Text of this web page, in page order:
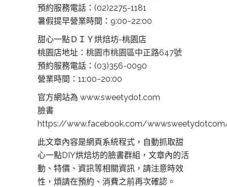
預約服務電話：(02)2275-1181
暑假提早營業時間：9:00~22:00
甜心一點ＤＩＹ烘焙坊-桃園店
桃園店地址： 桃園市桃園區中正路647號
預約服務電話：(03)356-0090
營業時間：11:00~20:00
官方網站為 www.sweetydot.com
臉書
https://www.facebook.com/
此文章內容是網頁系統程式，自動抓取甜
心一點DIY烘焙坊的臉書群組，文章內的活
動、特價、資訊等相關資訊，請注意時效
性，煩請在預約、消費之前再次確認。